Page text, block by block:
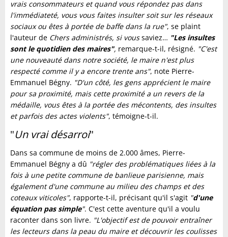
vrais consommateurs et quand vous répondez pas dans
l'immédiateté, vous vous faites insulter soit sur les réseaux
sociaux ou êtes à portée de baffe dans la rue", se plaint
l'auteur de Chers administrés, si voussaviez… "Les insultes
sont le quotidien des maires", remarque-t-il, résigné. "C'est
une nouveauté dans notre société, le maire n'est plus
respecté comme il y a encore trente ans", note Pierre-
Emmanuel Bégny. "D'un côté, les gens apprécient le maire
pour sa proximité, mais cette proximité a un revers de la
médaille, vous êtes à la portée des mécontents, des insultes
et parfois des actes violents", témoigne-t-il.
"Un vrai désarroi"
Dans sa commune de moins de 2.000 âmes, Pierre-
Emmanuel Bégny a dû "régler des problématiques liées à la
fois à une petite commune de banlieue parisienne, mais
également d'une commune au milieu des champs et des
coteaux viticoles", rapporte-t-il, précisant qu'il s'agit "d'une
équation pas simple". C'est cette aventure qu'il a voulu
raconter dans son livre. "L'objectif est de pouvoir entraîner
les lecteurs dans la peau du maire et découvrir les coulisses